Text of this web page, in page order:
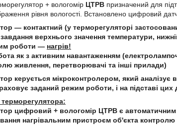
+ вологомір ЦТРВ призначений для
рівня вологості. Встановлено цифровий
― контактний (у терморегуляторі
верхнього значення температури,
роботи ― нагрів!
як з активним навантаженням
живлення, перетворювачі та інші прилади)
керується мікроконтролером, який
заданий режим роботи, і на підставі
цифровий + вологомір ЦТРВ є автоматичним
нагрівальним пристроєм об'єкта контролю